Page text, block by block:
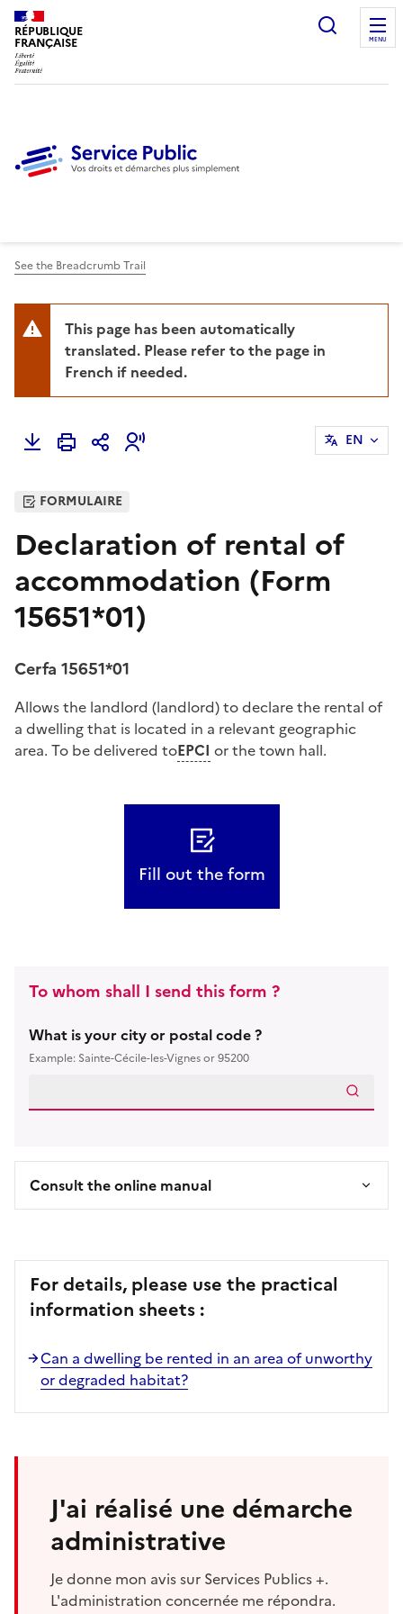
RÉPUBLIQUE
FRANÇAISE
Ouvrir
MENU
See the Breadcrumb Trail
This page has been automatically
translated. Please refer to the page in
French if needed.
EN
FORMULAIRE
Declaration of rental of
accommodation (Form
15651*01)
Cerfa 15651*01
Allows the landlord (landlord) to declare the rental of
a dwelling that is located in a relevant geographic
area. To be delivered toEPCI or the town hall.
Fill out the form
To whom shall I send this form ?
What is your city or postal code ?
Example: Sainte-Cécile-les-Vignes or 95200
Consult the online manual
For details, please use the practical
information sheets :
Can a dwelling be rented in an area of unworthy
or degraded habitat?
J'ai réalisé une démarche
administrative
Je donne mon avis sur Services Publics +.
L'administration concernée me répondra.